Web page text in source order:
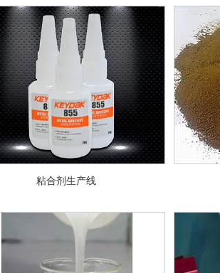
粘合剂生产线